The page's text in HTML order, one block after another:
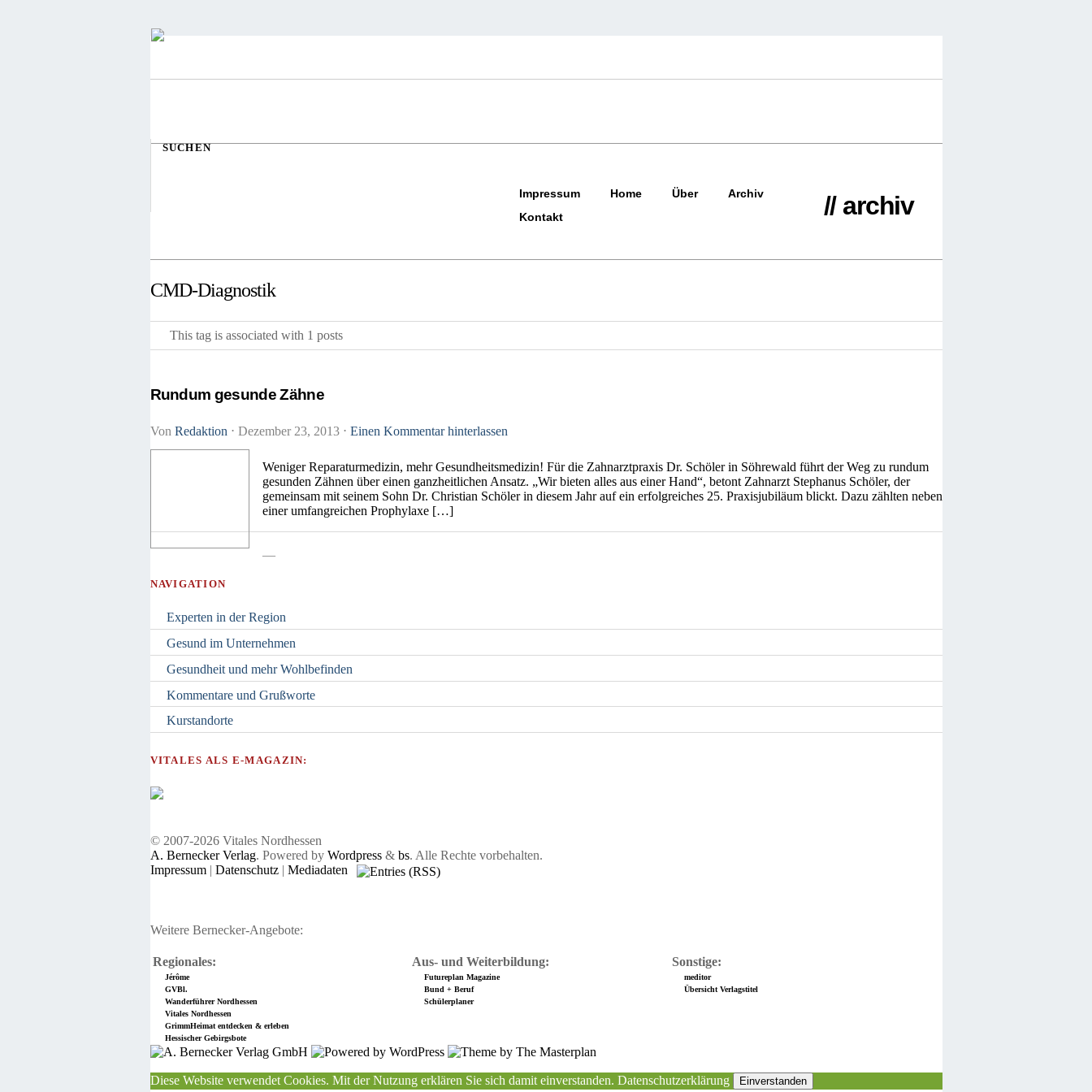
SUCHEN
Impressum Home Über
Archiv
Kontakt
// archiv
CMD-Diagnostik
This tag is associated with 1 posts
Rundum gesunde Zähne
Von Redaktion ⋅ Dezember 23, 2013 ⋅ Einen Kommentar hinterlassen
Weniger Reparaturmedizin, mehr Gesundheitsmedizin! Für die Zahnarztpraxis Dr. Schöler in Söhrewald führt der Weg zu rundum
gesunden Zähnen über einen ganzheitlichen Ansatz. „Wir bieten alles aus einer Hand“, betont Zahnarzt Stephanus Schöler, der
gemeinsam mit seinem Sohn Dr. Christian Schöler in diesem Jahr auf ein erfolgreiches 25. Praxisjubiläum blickt. Dazu zählten neben
einer umfangreichen Prophylaxe […]
—
NAVIGATION
Experten in der Region
Gesund im Unternehmen
Gesundheit und mehr Wohlbefinden
Kommentare und Grußworte
Kurstandorte
VITALES ALS E-MAGAZIN:
© 2007-2026 Vitales Nordhessen
A. Bernecker Verlag. Powered by Wordpress& bs. Alle Rechte vorbehalten.
Impressum| Datenschutz| Mediadaten
Weitere Bernecker-Angebote:
Regionales: Aus- und Weiterbildung: Sonstige:
Jérôme Futureplan Magazine
meditor
GVBl.
Bund + Beruf
Übersicht Verlagstitel
Wanderführer Nordhessen
Schülerplaner
Vitales Nordhessen
GrimmHeimat entdecken & erleben
Hessischer Gebirgsbote
Diese Website verwendet Cookies. Mit der Nutzung erklären Sie sich damit einverstanden. Datenschutzerklärung Einverstanden